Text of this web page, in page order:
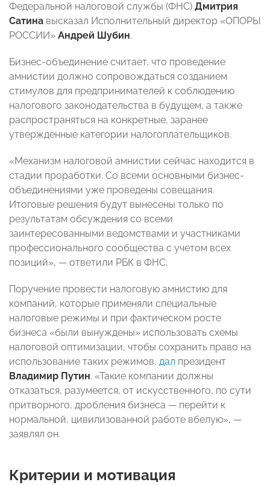
Федеральной налоговой службы (ФНС) Дмитрия
Сатина высказал Исполнительный директор «ОПОРЫ
РОССИИ» Андрей Шубин.
Бизнес-объединение считает, что проведение
амнистии должно сопровождаться созданием
стимулов для предпринимателей к соблюдению
налогового законодательства в будущем, а также
распространяться на конкретные, заранее
утвержденные категории налогоплательщиков.
«Механизм налоговой амнистии сейчас находится в
стадии проработки. Со всеми основными бизнес-
объединениями уже проведены совещания.
Итоговые решения будут вынесены только по
результатам обсуждения со всеми
заинтересованными ведомствами и участниками
профессионального сообщества с учетом всех
позиций», — ответили РБК в ФНС.
Поручение провести налоговую амнистию для
компаний, которые применяли специальные
налоговые режимы и при фактическом росте
бизнеса «были вынуждены» использовать схемы
налоговой оптимизации, чтобы сохранить право на
использование таких режимов, дал президент
Владимир Путин. «Такие компании должны
отказаться, разумеется, от искусственного, по сути
притворного, дробления бизнеса — перейти к
нормальной, цивилизованной работе вбелую», —
заявлял он.
Критерии и мотивация